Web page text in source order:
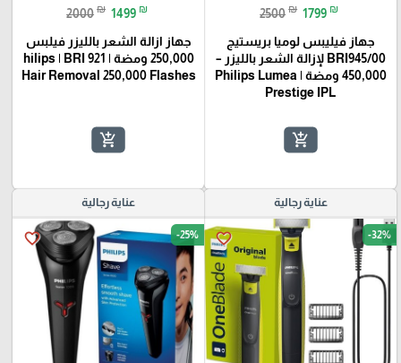
2500 ₪ 1799 ₪
جهاز فيليبس لوميا بريستيج
BRI945/00 لإزالة الشعر بالليزر –
450,000 ومضة | Philips Lumea
Prestige IPL
add_shopping_cart
2000 ₪ 1499 ₪
جهاز ازالة الشعر بالليزر فيلبس
250,000 ومضة hilips | BRI 921 |
Hair Removal 250,000 Flashes
add_shopping_cart
عناية رجالية
favorite_border -32%
عناية رجالية
favorite_border -25%